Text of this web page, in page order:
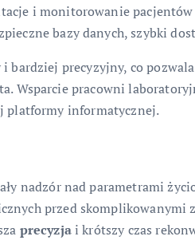
i monitorowanie pacjentów
bazy danych, szybki
bardziej precyzyjny, co
Wsparcie pracowni
platformy informatycznej.
nadzór nad parametrami
przed skomplikowanymi
precyzjai krótszy czas